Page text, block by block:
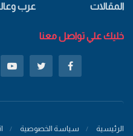
المقالات
عرب
خليك علي تواصل معنا
الرئيسية سياسة الخصوصية